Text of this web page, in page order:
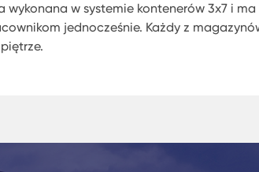
w systemie kontenerów 3x7 i ma
jednocześnie. Każdy z